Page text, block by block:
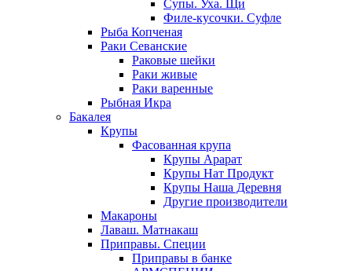
Супы. Уха. Щи
Филе-кусочки. Суфле
Рыба Копченая
Раки Севанские
Раковые шейки
Раки живые
Раки варенные
Рыбная Икра
Бакалея
Крупы
Фасованная крупа
Крупы Арарат
Крупы Нат Продукт
Крупы Наша Деревня
Другие производители
Макароны
Лаваш. Матнакаш
Приправы. Специи
Приправы в банке